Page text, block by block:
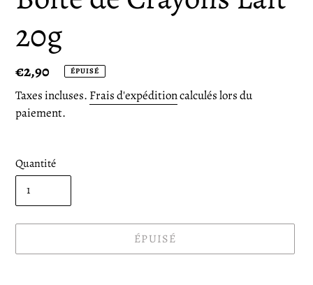
20g
Prix
normal
€2,90 ÉPUISÉ
Taxes incluses. Frais d'expéditioncalculés lors du
paiement.
Quantité
ÉPUISÉ